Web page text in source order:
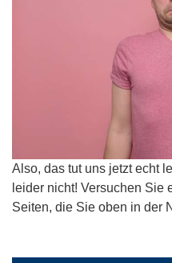
Also, das tut uns jetzt echt
leider nicht! Versuchen Sie
Seiten, die Sie oben in der